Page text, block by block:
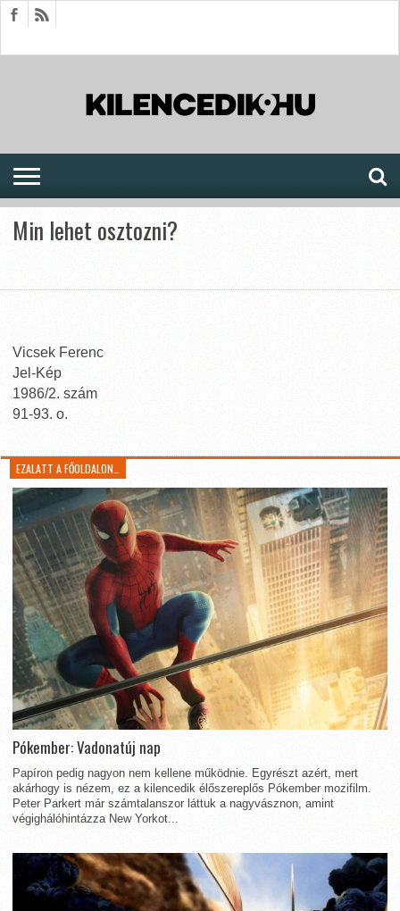
Min lehet osztozni?
Vicsek Ferenc
Jel-Kép
1986/2. szám
91-93. o.
EZALATT A FŐOLDALON…
Pókember: Vadonatúj nap
Papíron pedig nagyon nem kellene működnie. Egyrészt azért, mert
akárhogy is nézem, ez a kilencedik élőszereplős Pókember mozifilm.
Peter Parkert már számtalanszor láttuk a nagyvásznon, amint
végighálóhintázza New Yorkot...